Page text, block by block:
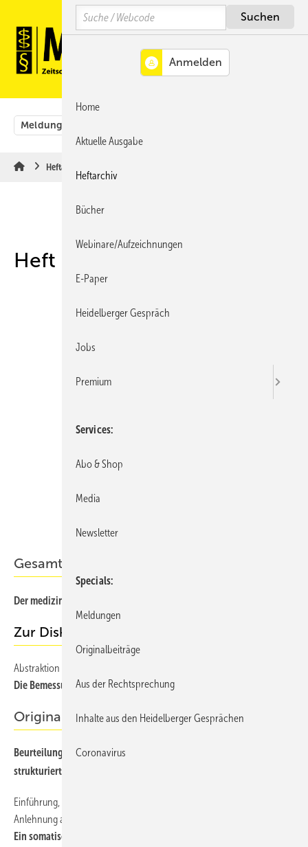
Hauptinhalt
Hauptmenü
SiteSearch
Meldungen
Heftarchiv
Heft 03-2026
Gesamt-PDF der Ausgabe
Der medizinische Sachverständige 03/2026 als PDF
Zur Diskussion gestellt
Abstraktion und Prognose
Die Bemessungsempfehlungen der Privaten Unfallversicherung
Originalbeiträge
Beurteilung der Wohnfähigkeit im Betreuungsrecht – ein
strukturiertes Vorgehen für medizinische Sachverständige
Einführung, Konzept und Anwendung des Mini-ICF-APS – In
Anlehnung an das Mini-ICF-APP
Ein somatisch-funktionelles Beurteilungsinstrument zur Erfassung
Search
Home
Aktuelle Ausgabe
Heftarchiv
Bücher
Webinare/Aufzeichnungen
E-Paper
Heidelberger Gespräch
Jobs
Premium
Services
Abo & Shop
Media
Newsletter
Specials
Meldungen
Originalbeiträge
Aus der Rechtsprechung
Inhalte aus den Heidelberger Gesprächen
Coronavirus